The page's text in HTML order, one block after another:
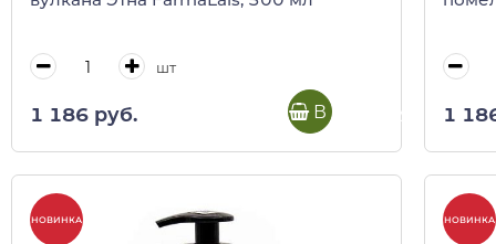
шт
1 186 руб. В корзину 1
НОВИНКА НОВИНКА